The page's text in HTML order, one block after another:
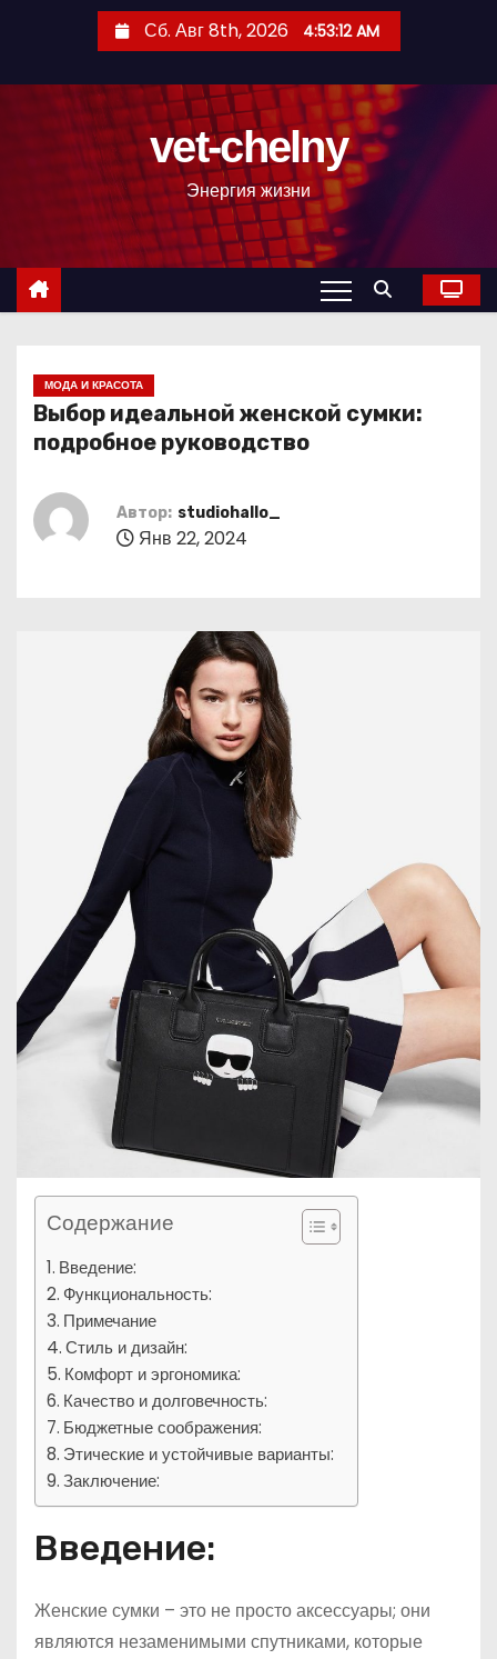
с
Сб. Авг 8th, 2026 4:53:13 AM
vet-chelny
Энергия жизни
МОДА И КРАСОТА
Выбор идеальной женской сумки:
подробное руководство
Автор: studiohallo_
Янв 22, 2024
Содержание
Введение:
Функциональность:
Примечание
Стиль и дизайн:
Комфорт и эргономика:
Качество и долговечность:
Бюджетные соображения:
Этические и устойчивые варианты:
Заключение:
Введение:
Женские сумки – это не просто аксессуары; они
являются незаменимыми спутниками, которые